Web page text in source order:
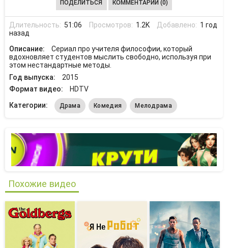
ПОДЕЛИТЬСЯ КОММЕНТАРИИ (0)
Длительность: 51:06 Просмотров: 1.2K Добавлено: 1 год
назад
Описание:
Сериал про учителя философии, который
вдохновляет студентов мыслить свободно, используя при
этом нестандартные методы.
Год выпуска:
2015
Формат видео:
HDTV
Категории:
Драма Комедия Мелодрама
Похожие видео